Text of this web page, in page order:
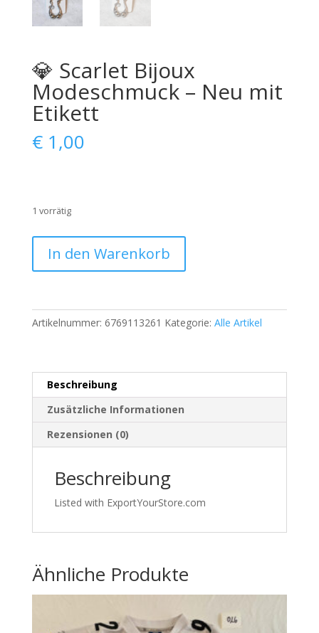
💎 Scarlet Bijoux
Modeschmuck – Neu mit
Etikett
€1,00
1 vorrätig
Scarlet
Bijoux
–
Neu
Menge
In den Warenkorb
Artikelnummer: 6769113261 Kategorie: Alle Artikel
Beschreibung
Zusätzliche Informationen
Rezensionen (0)
Beschreibung
Listed with ExportYourStore.com
Ähnliche Produkte